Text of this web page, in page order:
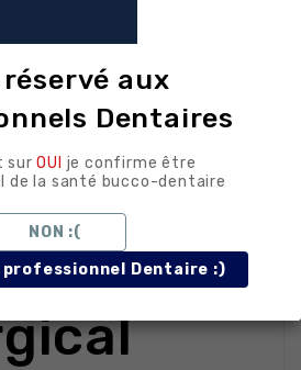
calibrée: fermeture
jeu
au
aux
Dentaires
surOUI je confirme être
de la santé bucco-dentaire
NON :(
professionnel Dentaire :)